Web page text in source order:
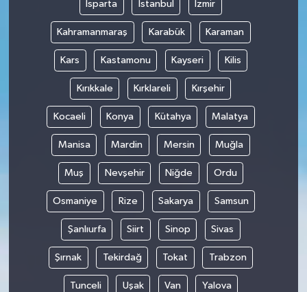
Isparta İstanbul İzmir
Kahramanmaraş Karabük Karaman
Kars Kastamonu Kayseri Kilis
Kırıkkale Kırklareli Kırşehir
Kocaeli Konya Kütahya Malatya
Manisa Mardin Mersin Muğla
Muş Nevşehir Niğde Ordu
Osmaniye Rize Sakarya Samsun
Şanlıurfa Siirt Sinop Sivas
Şırnak Tekirdağ Tokat Trabzon
Tunceli Uşak Van Yalova